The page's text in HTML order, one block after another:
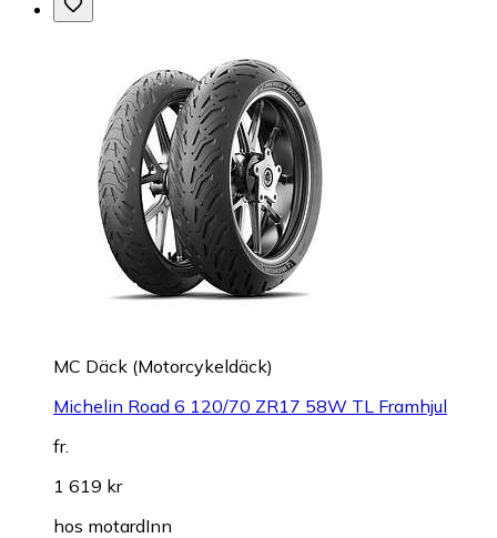
MC Däck (Motorcykeldäck)
Michelin Road 6 120/70 ZR17 58W TL Framhjul
fr.
1 619 kr
hos motardInn